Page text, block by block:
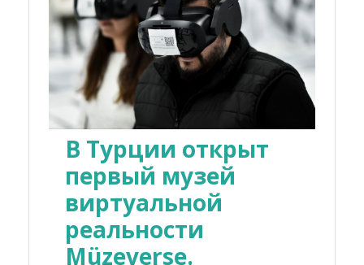
В Турции открыт
первый музей
виртуальной
реальности
Müzeverse.